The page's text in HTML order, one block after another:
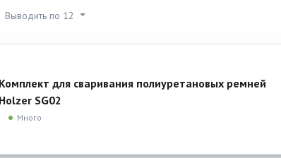
Выводить по 12
Комплект для сваривания полиуретановых ремней
Holzer SG02
Много